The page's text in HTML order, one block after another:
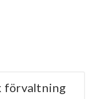
förvaltning